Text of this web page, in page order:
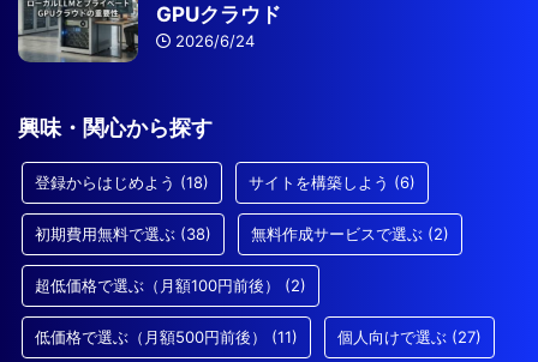
GPUクラウド
2026/6/24
興味・関心から探す
登録からはじめよう (18) サイトを構築しよう (6)
初期費用無料で選ぶ (38) 無料作成サービスで選ぶ (2)
超低価格で選ぶ（月額100円前後） (2)
低価格で選ぶ（月額500円前後） (11) 個人向けで選ぶ (27)